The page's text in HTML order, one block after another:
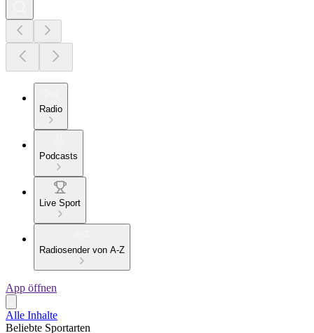
Radio
Podcasts
Live Sport
Radiosender von A-Z
App öffnen
Alle Inhalte
Beliebte Sportarten